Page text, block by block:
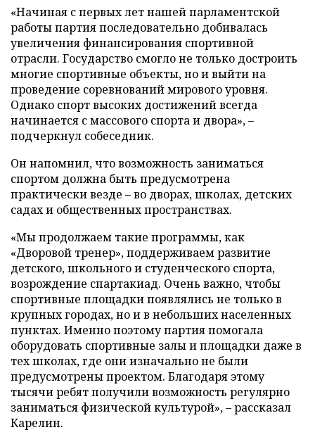
«Начиная с первых лет нашей парламентской
работы партия последовательно добивалась
увеличения финансирования спортивной
отрасли. Государство смогло не только достроить
многие спортивные объекты, но и выйти на
проведение соревнований мирового уровня.
Однако спорт высоких достижений всегда
начинается с массового спорта и двора», –
подчеркнул собеседник.
Он напомнил, что возможность заниматься
спортом должна быть предусмотрена
практически везде – во дворах, школах, детских
садах и общественных пространствах.
«Мы продолжаем такие программы, как
«Дворовой тренер», поддерживаем развитие
детского, школьного и студенческого спорта,
возрождение спартакиад. Очень важно, чтобы
спортивные площадки появлялись не только в
крупных городах, но и в небольших населенных
пунктах. Именно поэтому партия помогала
оборудовать спортивные залы и площадки даже в
тех школах, где они изначально не были
предусмотрены проектом. Благодаря этому
тысячи ребят получили возможность регулярно
заниматься физической культурой», – рассказал
Карелин.